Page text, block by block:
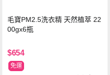
毛寶PM2.5洗衣精 天然植萃 22
00gx6瓶
$654
免運